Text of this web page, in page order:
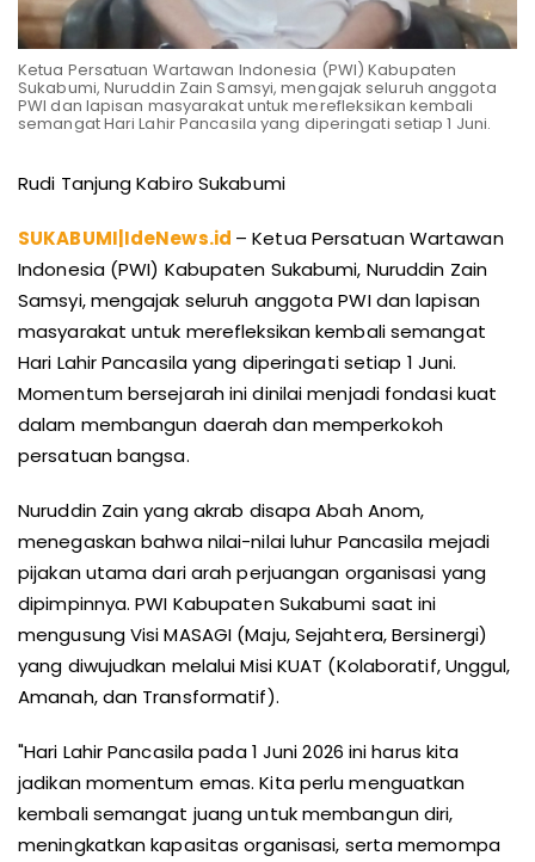
Ketua Persatuan Wartawan Indonesia (PWI) Kabupaten
Sukabumi, Nuruddin Zain Samsyi, mengajak seluruh anggota
PWI dan lapisan masyarakat untuk merefleksikan kembali
semangat Hari Lahir Pancasila yang diperingati setiap 1 Juni.
Rudi Tanjung Kabiro Sukabumi
SUKABUMI|IdeNews.id – Ketua Persatuan Wartawan
Indonesia (PWI) Kabupaten Sukabumi, Nuruddin Zain
Samsyi, mengajak seluruh anggota PWI dan lapisan
masyarakat untuk merefleksikan kembali semangat
Hari Lahir Pancasila yang diperingati setiap 1 Juni.
Momentum bersejarah ini dinilai menjadi fondasi kuat
dalam membangun daerah dan memperkokoh
persatuan bangsa.
Nuruddin Zain yang akrab disapa Abah Anom,
menegaskan bahwa nilai-nilai luhur Pancasila mejadi
pijakan utama dari arah perjuangan organisasi yang
dipimpinnya. PWI Kabupaten Sukabumi saat ini
mengusung Visi MASAGI (Maju, Sejahtera, Bersinergi)
yang diwujudkan melalui Misi KUAT (Kolaboratif, Unggul,
Amanah, dan Transformatif).
"Hari Lahir Pancasila pada 1 Juni 2026 ini harus kita
jadikan momentum emas. Kita perlu menguatkan
kembali semangat juang untuk membangun diri,
meningkatkan kapasitas organisasi, serta memompa